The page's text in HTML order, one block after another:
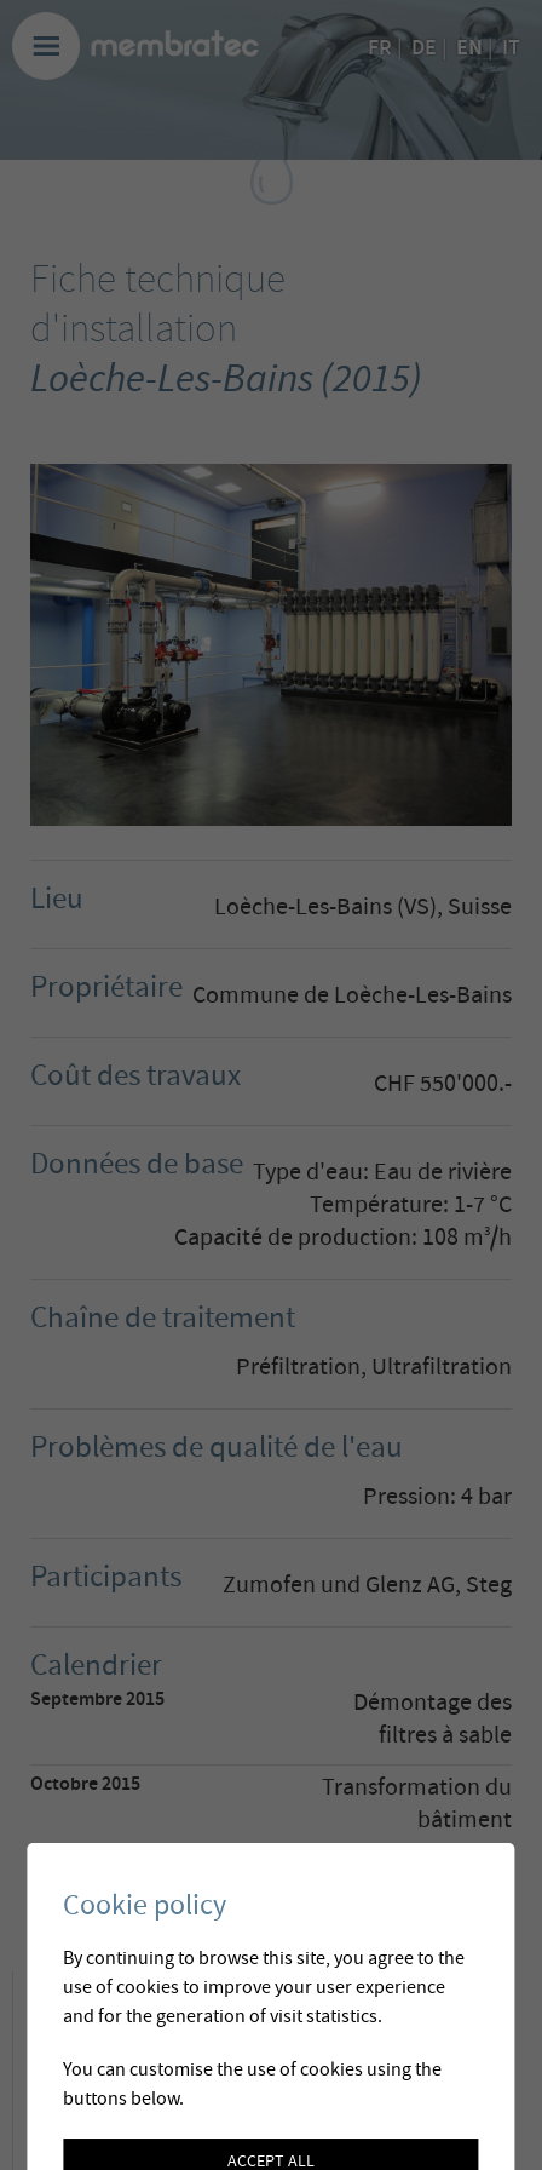
FR| DE EN| IT
Fiche technique
d'installation
Loèche-Les-Bains (2015)
Lieu Loèche-Les-Bains (VS), Suisse
Propriétaire Commune de Loèche-Les-Bains
Coût des travaux CHF 550'000.-
Données de base Type d'eau: Eau de rivière
Température: 1-7 °C
Capacité de production: 108 m3/h
Chaîne de traitement
Préfiltration, Ultrafiltration
Problèmes de qualité de l'eau
Pression: 4 bar
Participants Zumofen und Glenz AG, Steg
Calendrier
Septembre 2015
Démontage des
filtres à sable
Octobre 2015
Transformation du
bâtiment
et montage
Octobre 2015
Descriptif du projet
Comme de nombreuses communes
touristiques, Loèche-les-Bains doit répondre à
une demande accrue en eau potable durant la
Cookie policy
By continuing to browse this site, you agree to the
use of cookies to improve your user experience
and for the generation of visit statistics.
You can customise the use of cookies using the
buttons below.
ACCEPT ALL